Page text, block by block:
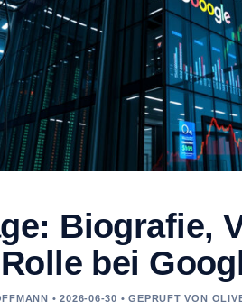
Biografie,
bei
• 2026-06-30 • GEPRUFT VON